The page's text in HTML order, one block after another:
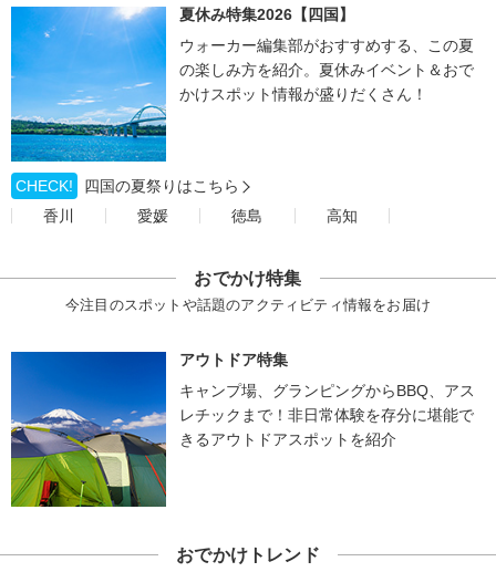
夏休み特集2026【四国】
ウォーカー編集部がおすすめする、この夏
の楽しみ方を紹介。夏休みイベント＆おで
かけスポット情報が盛りだくさん！
CHECK!
四国の夏祭りはこちら
香川
愛媛 徳島 高知
おでかけ特集
今注目のスポットや話題のアクティビティ情報をお届け
アウトドア特集
キャンプ場、グランピングからBBQ、アス
レチックまで！非日常体験を存分に堪能で
きるアウトドアスポットを紹介
おでかけトレンド